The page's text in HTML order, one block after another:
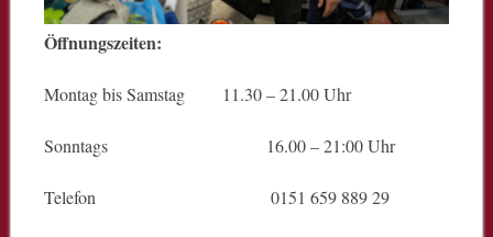
Öffnungszeiten:
Montag bis Samstag 11.30 – 21.00 Uhr
Sonntags 16.00 – 21:00 Uhr
Telefon 0151 659 889 29